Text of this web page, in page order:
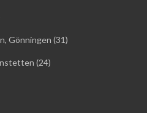
Gönningen (31)
(24)